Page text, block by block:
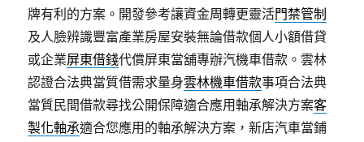
牌有利的方案。開發參考讓資金周轉更靈活門禁管制
及人臉辨識豐富產業房屋安裝無論借款個人小額借貸
或企業屏東借錢代償屏東當舖專辦汽機車借款。雲林
認證合法典當質借需求量身雲林機車借款事項合法典
當質民間借款尋找公開保障適合應用軸承解決方案客
製化軸承適合您應用的軸承解決方案，新店汽車當鋪